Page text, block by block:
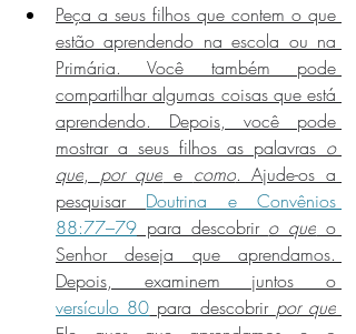
Peça a seus filhos que contem o que
estão aprendendo na escola ou na
Primária. Você também pode
compartilhar algumas coisas que está
aprendendo. Depois, você pode
mostrar a seus filhos as palavras o
que, por que e como. Ajude-os a
pesquisar Doutrina e Convênios
88:77–79 para descobrir o que o
Senhor deseja que aprendamos.
versículo 80 para descobrir por que